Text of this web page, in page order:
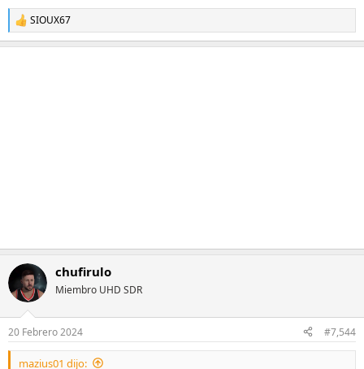
R
e
a
SIOUX67
chufirulo
Miembro UHD SDR
20 Febrero 2024 #7,544
mazius01 dijo: